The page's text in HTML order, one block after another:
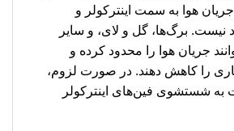
هوا به سمت اینترکولر و
نیست. برگ‌ها، گل و لای، و سایر
جریان هوا را محدود کرده و
را کاهش دهند. در صورت لزوم،
به شستشوی فین‌های اینترکولر